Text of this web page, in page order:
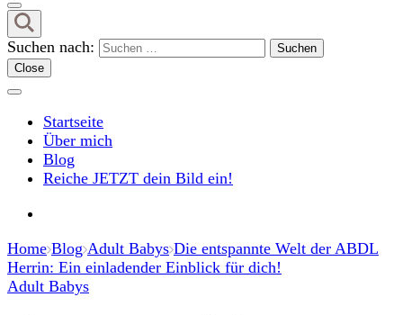
Suchen nach:
Close
Startseite
Über mich
Blog
Reiche JETZT dein Bild ein!
Home Blog Adult Babys Die entspannte Welt der ABDL
Herrin: Ein einladender Einblick für dich!
Adult Babys